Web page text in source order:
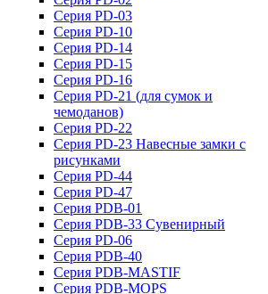
Серия PD-03
Серия PD-10
Серия PD-14
Серия PD-15
Серия PD-16
Серия PD-21 (для сумок и
чемоданов)
Серия PD-22
Серия PD-23 Навесные замки с
рисунками
Серия PD-44
Серия PD-47
Серия PDB-01
Серия PDB-33 Сувенирный
Серия PD-06
Серия PDB-40
Серия PDB-MASTIF
Серия PDB-MOPS